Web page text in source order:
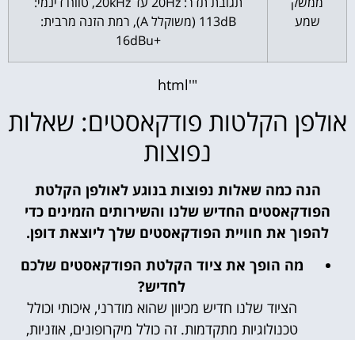
שמע
113dB (משוקלל A), רמת הזנה מרבית:
+16dBu
"'html
אולפן הקלטות פודקאסטים: שאלות
נפוצות
הנה כמה שאלות נפוצות בנוגע לאולפן הקלטת
הפודקאסטים החדיש שלנו והשירותים הזמינים כדי
להפוך את חוויית הפודקאסטים שלך ליוצאת דופן.
מה הופך את ציוד הקלטת הפודקאסטים שלכם
לחדיש?
הציוד שלנו חדיש מכיוון שהוא מודרני, איכותי וכולל
טכנולוגיות מתקדמות. זה כולל מיקרופונים, אוזניות,